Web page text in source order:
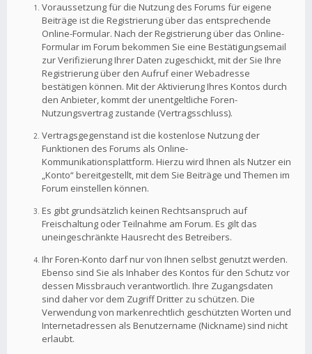
Voraussetzung für die Nutzung des Forums für eigene
Beiträge ist die Registrierung über das entsprechende
Online-Formular. Nach der Registrierung über das Online-
Formular im Forum bekommen Sie eine Bestätigungsemail
zur Verifizierung Ihrer Daten zugeschickt, mit der Sie Ihre
Registrierung über den Aufruf einer Webadresse
bestätigen können. Mit der Aktivierung Ihres Kontos durch
den Anbieter, kommt der unentgeltliche Foren-
Nutzungsvertrag zustande (Vertragsschluss).
Vertragsgegenstand ist die kostenlose Nutzung der
Funktionen des Forums als Online-
Kommunikationsplattform. Hierzu wird Ihnen als Nutzer ein
„Konto“ bereitgestellt, mit dem Sie Beiträge und Themen im
Forum einstellen können.
Es gibt grundsätzlich keinen Rechtsanspruch auf
Freischaltung oder Teilnahme am Forum. Es gilt das
uneingeschränkte Hausrecht des Betreibers.
Ihr Foren-Konto darf nur von Ihnen selbst genutzt werden.
Ebenso sind Sie als Inhaber des Kontos für den Schutz vor
dessen Missbrauch verantwortlich. Ihre Zugangsdaten
sind daher vor dem Zugriff Dritter zu schützen. Die
Verwendung von markenrechtlich geschützten Worten und
Internetadressen als Benutzername (Nickname) sind nicht
erlaubt.